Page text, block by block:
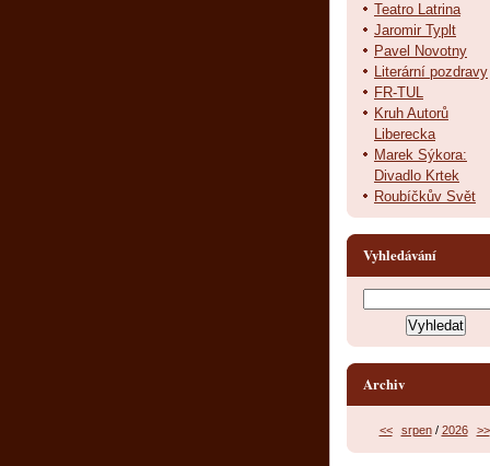
Teatro Latrina
Jaromir Typlt
Pavel Novotny
Literární pozdravy
FR-TUL
Kruh Autorů
Liberecka
Marek Sýkora:
Divadlo Krtek
Roubíčkův Svět
Vyhledávání
Archiv
<< srpen/ 2026 >>